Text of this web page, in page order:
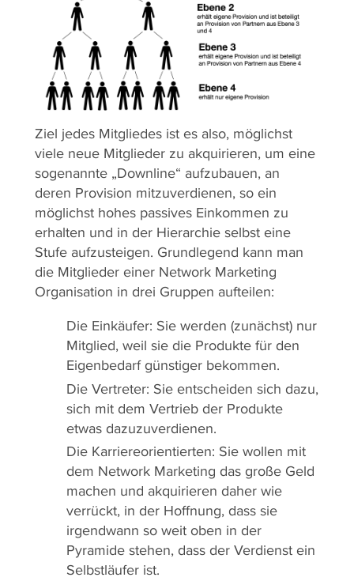
Ziel jedes Mitgliedes ist es also, möglichst
viele neue Mitglieder zu akquirieren, um eine
sogenannte „Downline“ aufzubauen, an
deren Provision mitzuverdienen, so ein
möglichst hohes passives Einkommen zu
erhalten und in der Hierarchie selbst eine
Stufe aufzusteigen. Grundlegend kann man
die Mitglieder einer Network Marketing
Organisation in drei Gruppen aufteilen:
Die Einkäufer: Sie werden (zunächst) nur
Mitglied, weil sie die Produkte für den
Eigenbedarf günstiger bekommen.
Die Vertreter: Sie entscheiden sich dazu,
sich mit dem Vertrieb der Produkte
etwas dazuzuverdienen.
Die Karriereorientierten: Sie wollen mit
dem Network Marketing das große Geld
machen und akquirieren daher wie
verrückt, in der Hoffnung, dass sie
irgendwann so weit oben in der
Pyramide stehen, dass der Verdienst ein
Selbstläufer ist.